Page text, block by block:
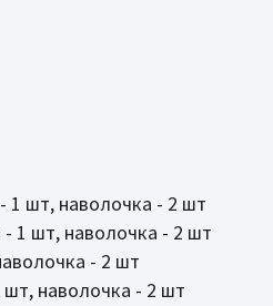
1 шт, наволочка - 2 шт
- 1 шт, наволочка - 2 шт
- 2 шт
шт, наволочка - 2 шт